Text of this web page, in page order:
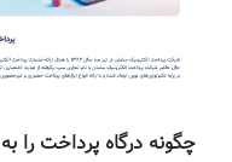
چگونه درگاه پرداخت را